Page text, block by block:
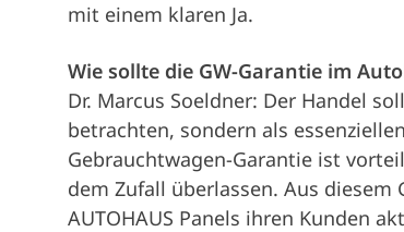
mit einem klaren Ja.
Wie sollte die GW-Garantie im
Dr. Marcus Soeldner: Der Handel
betrachten, sondern als
Gebrauchtwagen-Garantie ist
dem Zufall überlassen. Aus
AUTOHAUS Panels ihren Kunden